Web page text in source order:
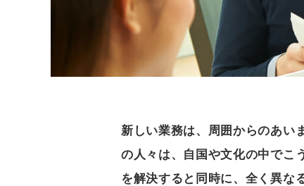
新しい業務は、周囲からのあい
の人々は、自国や文化の中でこ
を解決すると同時に、全く異な